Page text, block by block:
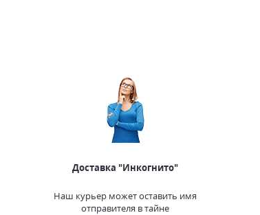
Доставка "Инкогнито"
Наш курьер может оставить имя
отправителя в тайне